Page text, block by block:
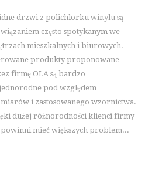
drzwi z polichlorku winylu są
często spotykanym we
mieszkalnych i biurowych.
produkty proponowane
firmę OLA są bardzo
pod względem
i zastosowanego wzornictwa.
dużej różnorodności klienci firmy
mieć większych problem...